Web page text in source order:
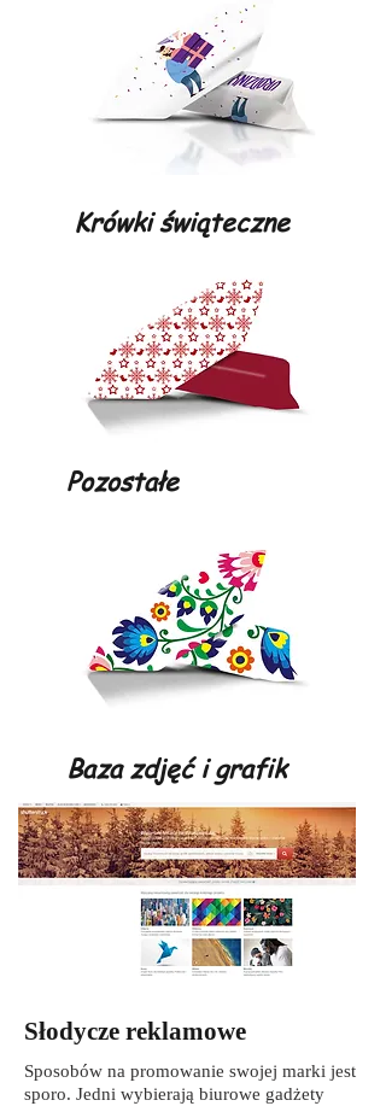
Krówki świąteczne
Pozostałe
Baza zdjęć i grafik
Słodycze reklamowe
Sposobów na promowanie swojej marki jest
sporo. Jedni wybierają biurowe gadżety